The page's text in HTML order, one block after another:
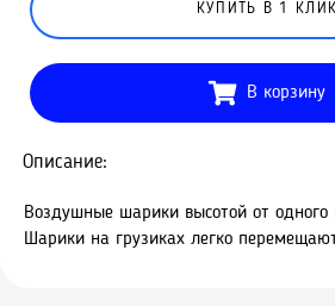
КУПИТЬ В 1 КЛИК
В корзину
Описание:
Воздушные шарики высотой от одного
Шарики на грузиках легко